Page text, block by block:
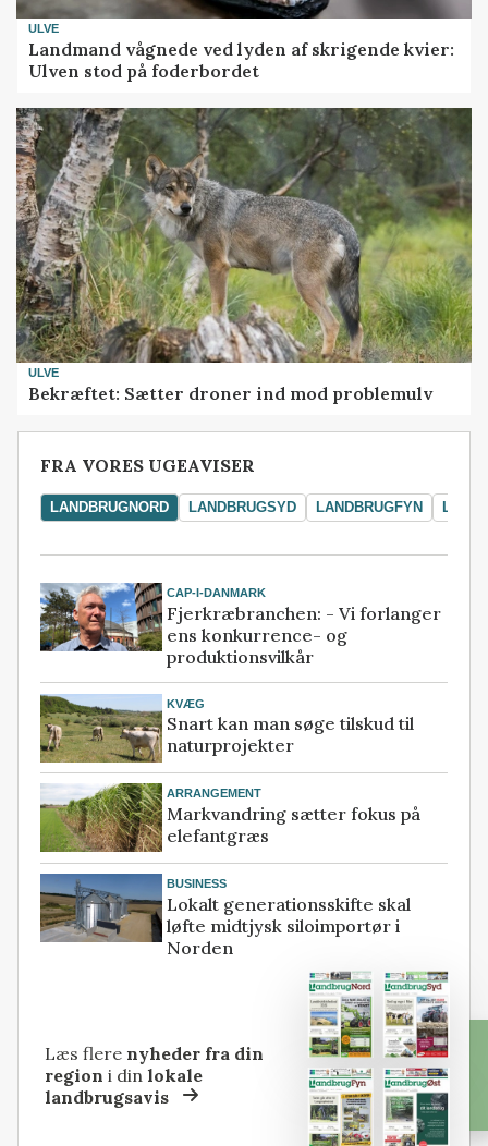
ULVE
Landmand vågnede ved lyden af skrigende kvier:
Ulven stod på foderbordet
ULVE
Bekræftet: Sætter droner ind mod problemulv
FRA VORES UGEAVISER
LANDBRUGNORD LANDBRUGSYD LANDBRUGFYN
CAP-I-DANMARK
Fjerkræbranchen: - Vi forlanger
ens konkurrence- og
produktionsvilkår
KVÆG
Snart kan man søge tilskud til
naturprojekter
ARRANGEMENT
Markvandring sætter fokus på
elefantgræs
BUSINESS
Lokalt generationsskifte skal
løfte midtjysk siloimportør i
Norden
Læs flere nyheder fra din
region i dinlokale
landbrugsavis